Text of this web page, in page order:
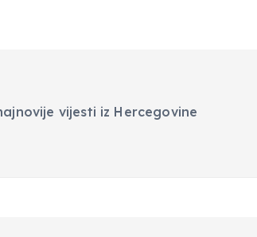
vijesti iz Hercegovine